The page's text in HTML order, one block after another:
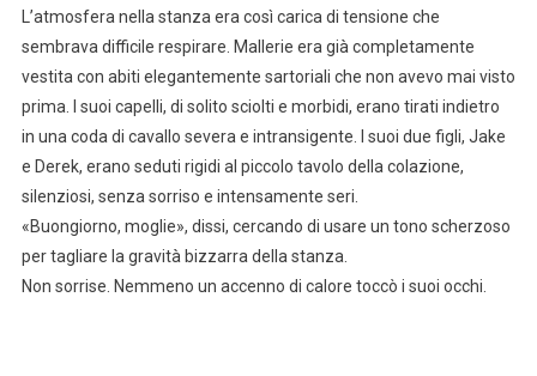
L’atmosfera nella stanza era così carica di tensione che
sembrava difficile respirare. Mallerie era già completamente
vestita con abiti elegantemente sartoriali che non avevo mai visto
prima. I suoi capelli, di solito sciolti e morbidi, erano tirati indietro
in una coda di cavallo severa e intransigente. I suoi due figli, Jake
e Derek, erano seduti rigidi al piccolo tavolo della colazione,
silenziosi, senza sorriso e intensamente seri.
«Buongiorno, moglie», dissi, cercando di usare un tono scherzoso
per tagliare la gravità bizzarra della stanza.
Non sorrise. Nemmeno un accenno di calore toccò i suoi occhi.